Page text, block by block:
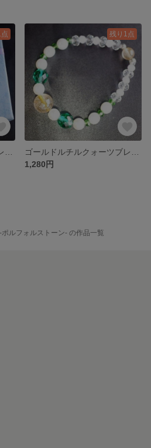
残り1点
1,280円
ルフォルストーン- の作品一覧